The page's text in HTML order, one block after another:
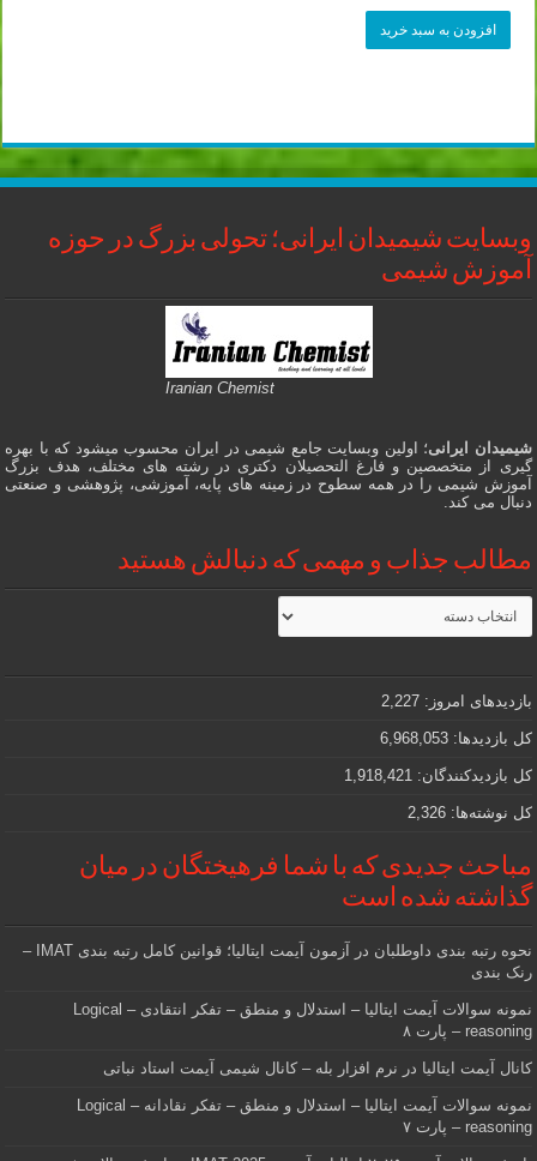
افزودن به سبد خرید
وبسایت شیمیدان ایرانی؛ تحولی بزرگ در حوزه
آموزش شیمی
Iranian Chemist
شیمیدان ایرانی؛ اولین وبسایت جامع شیمی در ایران محسوب میشود که با بهره
گیری از متخصصین و فارغ التحصیلان دکتری در رشته های مختلف، هدف بزرگ
آموزش شیمی را در همه سطوح در زمینه های پایه، آموزشی، پژوهشی و صنعتی
دنبال می کند.
مطالب جذاب و مهمی که دنبالش هستید
مطالب
جذاب
و
که
دنبالش
هستید
بازدیدهای امروز:2,227
کل بازدیدها:6,968,053
کل بازدیدکنند‌گان:1,918,421
کل نوشته‌ها:2,326
مباحث جدیدی که با شما فرهیختگان در میان
گذاشته شده است
نحوه رتبه بندی داوطلبان در آزمون آیمت ایتالیا؛ قوانین کامل رتبه بندی IMAT –
رنک بندی
نمونه سوالات آیمت ایتالیا – استدلال و منطق – تفکر انتقادی – Logical
reasoning – پارت ۸
کانال آیمت ایتالیا در نرم افزار بله – کانال شیمی آیمت استاد نباتی
نمونه سوالات آیمت ایتالیا – استدلال و منطق – تفکر نقادانه – Logical
reasoning – پارت ۷